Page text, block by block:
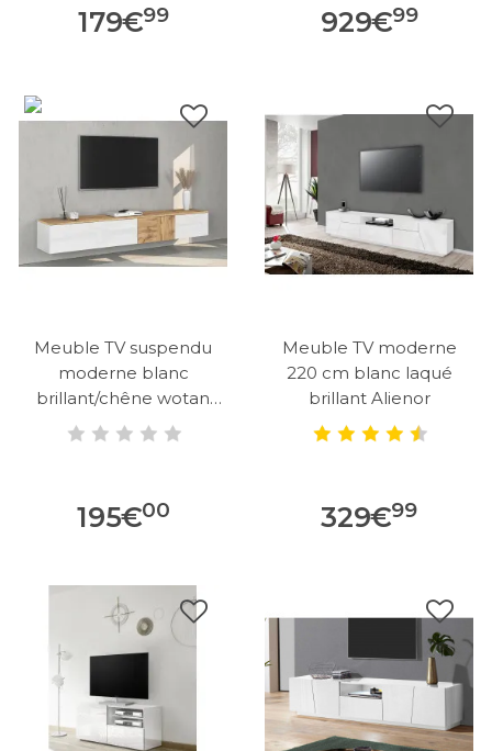
179€99 929€99
Meuble TV suspendu
moderne blanc
brillant/chêne wotan
Isayane
195€00
Meuble TV moderne
220 cm blanc laqué
brillant Alienor
329€99